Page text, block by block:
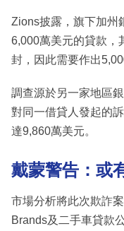
Zions披露，旗下加州
6,000萬美元的貸款，
封，因此需要作出
調查源於另一家地區
對同一借貸人發起的
達9,860萬美元。
戴蒙警告：或
市場分析將此次欺詐
Brands及二手車貸款